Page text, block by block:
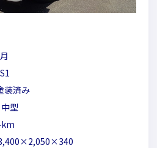
装済み
中型